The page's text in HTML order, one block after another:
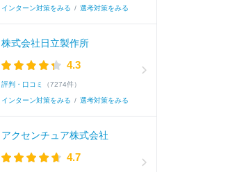
インターン対策をみる / 選考対策をみる
株式会社日立製作所
4.3
評判・口コミ （7274件）
インターン対策をみる / 選考対策をみる
アクセンチュア株式会社
4.7